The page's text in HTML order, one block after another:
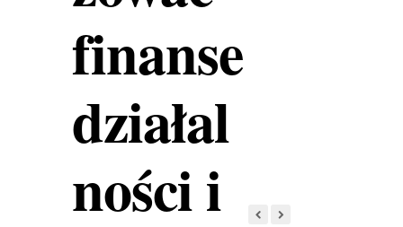
finanse
działal
ności i